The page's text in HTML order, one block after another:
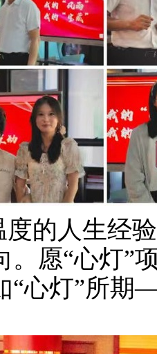
的人生经验
。 愿“心灯”
“心灯”所